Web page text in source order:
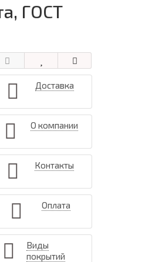
ГОСТ
Доставка
О компании
Контакты
Оплата
Виды
покрытий